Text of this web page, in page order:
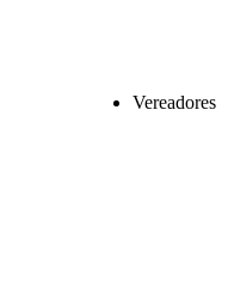
Vereadores